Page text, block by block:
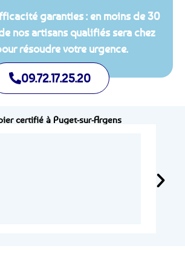
garanties : en moins de 30
nos artisans qualifiés sera chez
résoudre votre urgence.
09.72.17.25.20
certifié à Puget-sur-Argens